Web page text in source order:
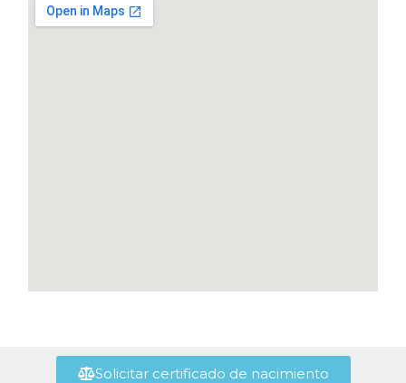
Solicitar certificado de nacimiento